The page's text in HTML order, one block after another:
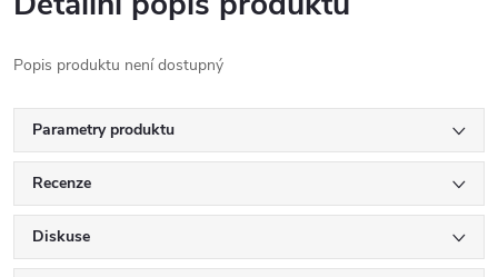
Popis produktu není dostupný
Parametry produktu
Recenze
Diskuse